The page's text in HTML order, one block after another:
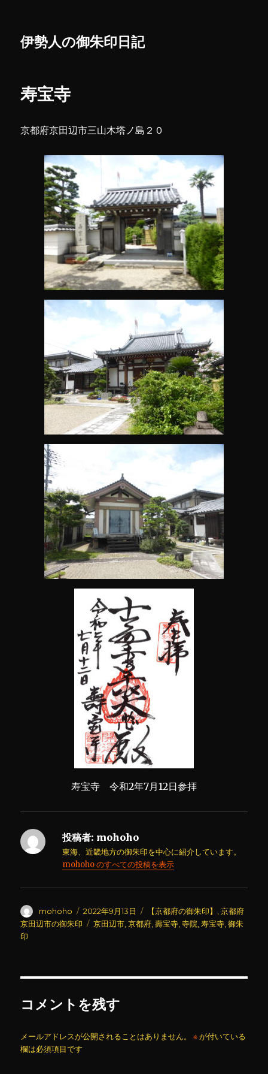
伊勢人の御朱印日記
寿宝寺
京都府京田辺市三山木塔ノ島２０
寿宝寺 令和2年7月12日参拝
投稿者: mohoho
東海、近畿地方の御朱印を中心に紹介しています。
mohoho のすべての投稿を表示
投
稿
mohoho
投
稿
2022年9月13日
カ
テ
【京都府の御朱印】 ,京都府
京田辺市の御朱印
タ
京田辺市 ,京都府 ,壽宝寺 ,寺院 ,寿宝寺 ,御朱
印
コメントを残す
メールアドレスが公開されることはありません。 ※が付いている
欄は必須項目です